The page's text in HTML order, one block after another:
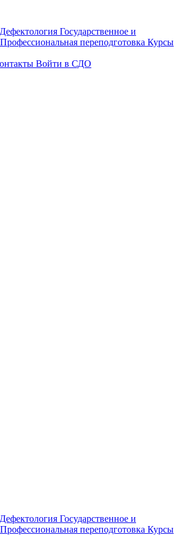
Дефектология Государственное и
Профессиональная переподготовка Курсы
Войти в СДО
Дефектология Государственное и
Профессиональная переподготовка Курсы